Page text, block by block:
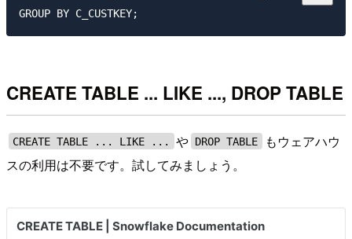
CREATE TABLE ... LIKE ..., DROP TABLE
CREATE TABLE ... LIKE ... や DROP TABLE
もウェアハウ
スの利用は不要です。試してみましょう。